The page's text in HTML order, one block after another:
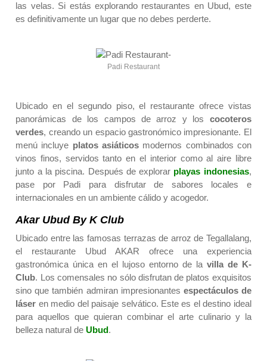
las velas. Si estás explorando restaurantes en Ubud, este
es definitivamente un lugar que no debes perderte.
Padi Restaurant
Ubicado en el segundo piso, el restaurante ofrece vistas
panorámicas de los campos de arroz y los cocoteros
verdes, creando un espacio gastronómico impresionante. El
menú incluye platos asiáticos modernos combinados con
vinos finos, servidos tanto en el interior como al aire libre
junto a la piscina. Después de explorar playas indonesias,
pase por Padi para disfrutar de sabores locales e
internacionales en un ambiente cálido y acogedor.
Akar Ubud By K Club
Ubicado entre las famosas terrazas de arroz de Tegallalang,
el restaurante Ubud AKAR ofrece una experiencia
gastronómica única en el lujoso entorno de la villa de K-
Club. Los comensales no sólo disfrutan de platos exquisitos
sino que también admiran impresionantes espectáculos de
láser en medio del paisaje selvático. Este es el destino ideal
para aquellos que quieran combinar el arte culinario y la
belleza natural deUbud.